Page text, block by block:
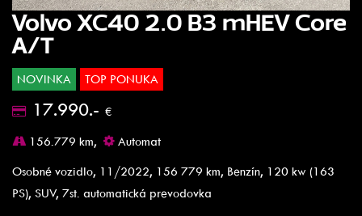
Volvo XC40 2.0 B3 mHEV Core
A/T
NOVINKA TOP PONUKA
17.990.- €
156.779 km,
Automat
Osobné vozidlo, 11/2022, 156 779 km, Benzín, 120 kw (163
PS), SUV, 7st. automatická prevodovka